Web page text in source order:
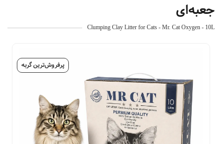
جعبه‌ای
Clumping Clay Litter for Cats - Mr. Cat Oxygen - 10L
پرفروش‌ترین گربه